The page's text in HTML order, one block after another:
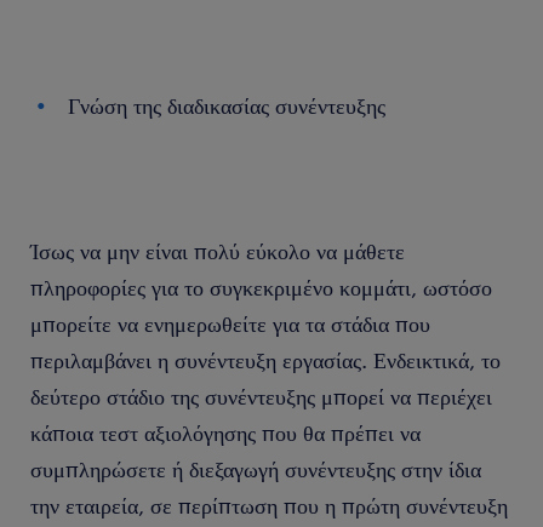
Γνώση της διαδικασίας συνέντευξης
Ίσως να μην είναι πολύ εύκολο να μάθετε
πληροφορίες για το συγκεκριμένο κομμάτι, ωστόσο
μπορείτε να ενημερωθείτε για τα στάδια που
περιλαμβάνει η συνέντευξη εργασίας. Ενδεικτικά, το
δεύτερο στάδιο της συνέντευξης μπορεί να περιέχει
κάποια τεστ αξιολόγησης που θα πρέπει να
συμπληρώσετε ή διεξαγωγή συνέντευξης στην ίδια
την εταιρεία, σε περίπτωση που η πρώτη συνέντευξη